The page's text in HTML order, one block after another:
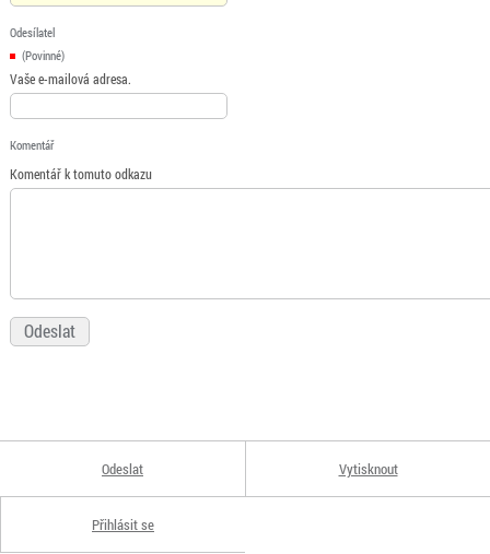
Odesílatel
(Povinné)
Vaše e-mailová adresa.
Komentář
Komentář k tomuto odkazu
Odeslat Vytisknout
Přihlásit se